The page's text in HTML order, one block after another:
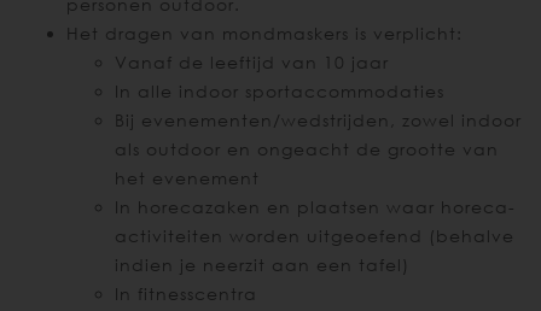
personen outdoor.
Het dragen van mondmaskers is verplicht:
Vanaf de leeftijd van 10 jaar
In alle indoor sportaccommodaties
Bij evenementen/wedstrijden, zowel indoor
als outdoor en ongeacht de grootte van
het evenement
In horecazaken en plaatsen waar horeca-
activiteiten worden uitgeoefend (behalve
indien je neerzit aan een tafel)
In fitnesscentra